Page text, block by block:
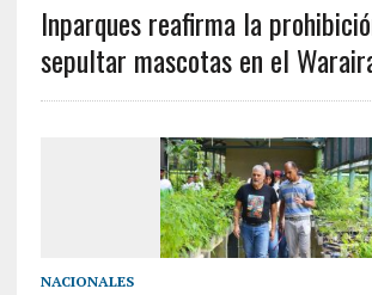
Inparques reafirma la
sepultar mascotas en el
NACIONALES